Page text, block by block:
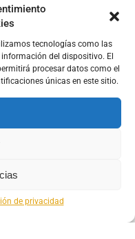
tecnologías como las
del dispositivo. El
procesar datos como el
únicas en este sitio.
de privacidad